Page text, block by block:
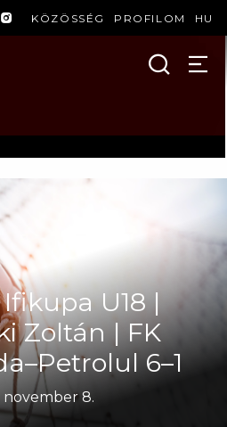
KÖZÖSSÉG PROFILOM HU
U18 |
Zoltán | FK
6–1
november 8.